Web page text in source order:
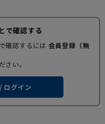
で確認する
確認するには 会員登録（無
い。
ログイン